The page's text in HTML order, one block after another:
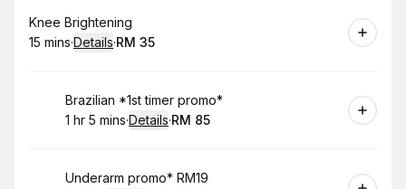
Book
Knee Brightening
.Duration:
15 mins·Details·
.Price
RM 35
Book
Brazilian *1st timer promo*
. Duration:
1 hr 5 mins·Details·
.Price
RM 85
Book
Underarm promo* RM19